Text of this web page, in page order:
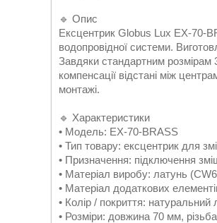
🔹 Опис
Ексцентрик Globus Lux EX-70-
водопровідної системи.
Завдяки стандартним розмірам
компенсації відстані між
монтажі.
🔹 Характеристики
• Модель: EX-70-BRASS
• Тип товару: ексцентрик для
• Призначення: підключення
• Матеріал виробу: латунь
• Матеріал додаткових
• Колір / покриття: натуральний
• Розміри: довжина 70 мм,